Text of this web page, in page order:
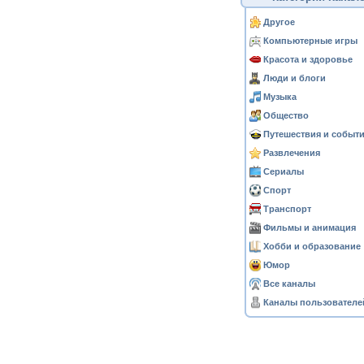
Другое
Компьютерные игры
Красота и здоровье
Люди и блоги
Музыка
Общество
Путешествия и
Развлечения
Сериалы
Спорт
Транспорт
Фильмы и анимация
Хобби и образование
Юмор
Все каналы
Каналы